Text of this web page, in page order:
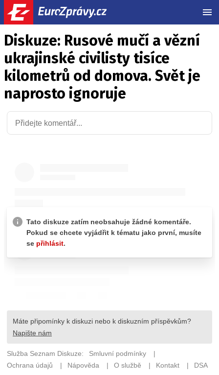
Diskuze: Rusové mučí a vězní
ukrajinské civilisty tisíce
kilometrů od domova. Svět je
naprosto ignoruje